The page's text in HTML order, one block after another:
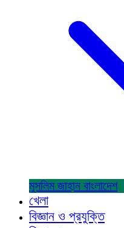
মুসলিম জাহান বাংলাদেশ
খেলা
বিজ্ঞান ও প্রযুক্তি